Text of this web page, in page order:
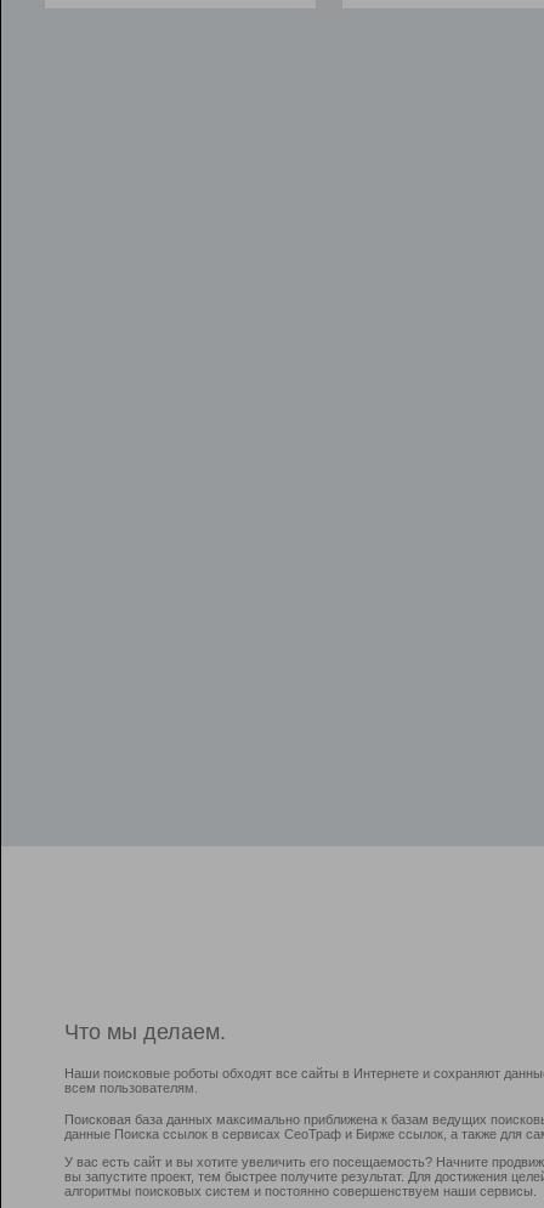
Что мы делаем.
Наши поисковые роботы обходят все сайты в Интернете и сохраняют
всем пользователям.
Поисковая база данных максимально приближена к базам ведущих
данные Поиска ссылок в сервисах СеоТраф и Бирже ссылок, а также для
У вас есть сайт и вы хотите увеличить его посещаемость? Начните
вы запустите проект, тем быстрее получите результат. Для достижения
алгоритмы поисковых систем и постоянно совершенствуем наши сервисы.